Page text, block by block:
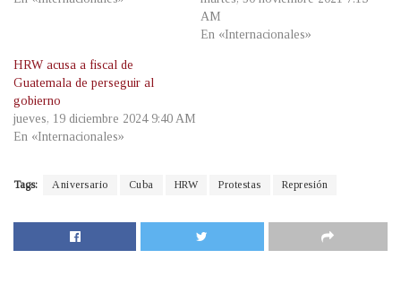
AM
En «Internacionales»
HRW acusa a fiscal de
Guatemala de perseguir al
gobierno
jueves, 19 diciembre 2024 9:40 AM
En «Internacionales»
Tags: Aniversario Cuba HRW Protestas Represión